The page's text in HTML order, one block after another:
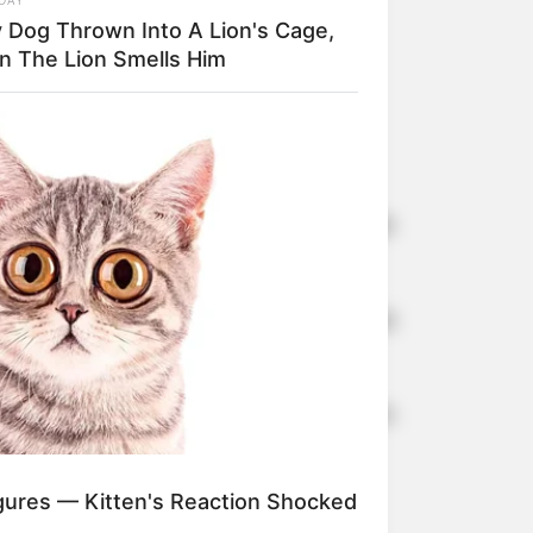
desde que caiu em uma piscina
Ashla Rosa Lorieto, de apenas
onde permaneceu internada na
piscina.
últimos dias, mas infelizmente, em
Marília.
Dog Thrown Into A Lion's Cage,
The Lion Smells Him
— Kitten's Reaction Shocked